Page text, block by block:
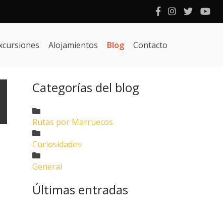
Alojamientos Blog Contacto
Categorías del blog
Rutas por Marruecos
Curiosidades
General
Últimas entradas